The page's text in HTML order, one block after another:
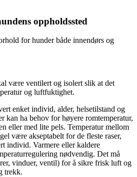
oppholdssted
for hunder både innendørs og
være ventilert og isolert slik at det
og luftfuktighet.
enket individ, alder, helsetilstand og
kan ha behov for høyere romtemperatur,
eller med lite pels. Temperatur mellom
være akseptabelt for de fleste raser,
individ. Varmere eller kaldere
nødvendig. Det må
vinduer, ventil) for å sikre frisk luft og
trekk.